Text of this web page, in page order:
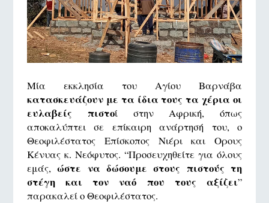
Μία εκκλησία του Αγίου Βαρνάβα
κατασκευάζουν με τα ίδια τους τα χέρια οι
ευλαβείς πιστοί στην Αφρική, όπως
αποκαλύπτει σε επίκαιρη ανάρτησή του, ο
Θεοφιλέστατος Επίσκοπος Νιέρι και Ορους
Κένυας κ. Νεόφυτος. “Προσευχηθείτε για όλους
εμάς,ώστε να δώσουμε στους πιστούς τη
στέγη και τον ναό που τους αξίζει”
παρακαλεί ο Θεοφιλέστατος.